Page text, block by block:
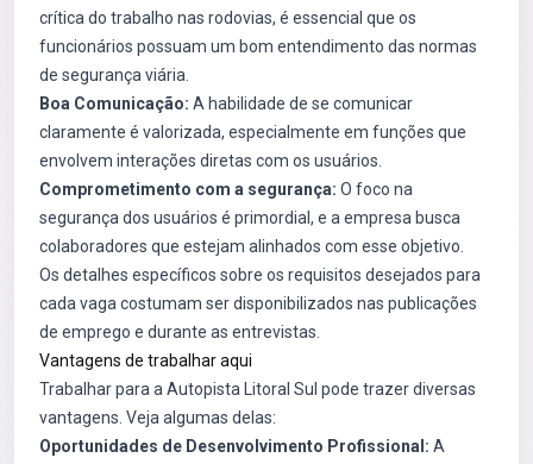
crítica do trabalho nas rodovias, é essencial que os
funcionários possuam um bom entendimento das normas
de segurança viária.
Boa Comunicação: A habilidade de se comunicar
claramente é valorizada, especialmente em funções que
envolvem interações diretas com os usuários.
Comprometimento com a segurança: O foco na
segurança dos usuários é primordial, e a empresa busca
colaboradores que estejam alinhados com esse objetivo.
Os detalhes específicos sobre os requisitos desejados para
cada vaga costumam ser disponibilizados nas publicações
de emprego e durante as entrevistas.
Vantagens de trabalhar aqui
Trabalhar para a Autopista Litoral Sul pode trazer diversas
vantagens. Veja algumas delas:
Oportunidades de Desenvolvimento Profissional: A